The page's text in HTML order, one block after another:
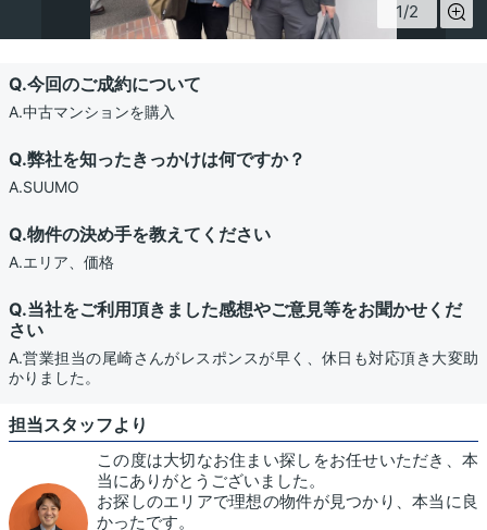
1/2
Q.今回のご成約について
A.中古マンションを購入
Q.弊社を知ったきっかけは何ですか？
A.SUUMO
Q.物件の決め手を教えてください
A.エリア、価格
Q.当社をご利用頂きました感想やご意見等をお聞かせくだ
さい
A.営業担当の尾崎さんがレスポンスが早く、休日も対応頂き大変助
かりました。
担当スタッフより
この度は大切なお住まい探しをお任せいただき、本
当にありがとうございました。
お探しのエリアで理想の物件が見つかり、本当に良
かったです。